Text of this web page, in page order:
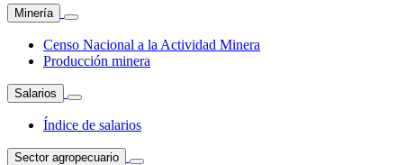
Minería
Censo Nacional a la Actividad Minera
Producción minera
Salarios
Índice de salarios
Sector agropecuario